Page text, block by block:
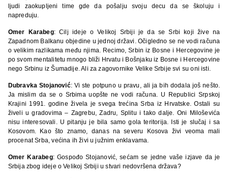
ljudi zaokupljeni time gde da pošalju svoju decu da se školuju i
napreduju.
Omer Karabeg: Cilj ideje o Velikoj Srbiji je da se Srbi koji žive na
Zapadnom Balkanu objedine u jednoj državi. Očigledno se ne vodi računa
o velikim razlikama među njima. Recimo, Srbin iz Bosne i Hercegovine je
po svom mentalitetu mnogo bliži Hrvatu i Bošnjaku iz Bosne i Hercegovine
nego Srbinu iz Šumadije. Ali za zagovornike Velike Srbije svi su oni isti.
Dubravka Stojanović: Vi ste potpuno u pravu, ali ja bih dodala još nešto.
Ja mislim da se o Srbima uopšte ne vodi računa. U Republici Srpskoj
Krajini 1991. godine živela je svega trećina Srba iz Hrvatske. Ostali su
živeli u gradovima – Zagrebu, Zadru, Splitu i tako dalje. Oni Miloševića
nisu interesovali. U pitanju je bila samo gola teritorija. Isti je slučaj i sa
Kosovom. Kao što znamo, danas na severu Kosova živi veoma mali
procenat Srba, većina ih živi u južnim enklavama.
Omer Karabeg: Gospođo Stojanović, sećam se jedne vaše izjave da je
Srbija zbog ideje o Velikoj Srbiji u stvari nedovršena država?